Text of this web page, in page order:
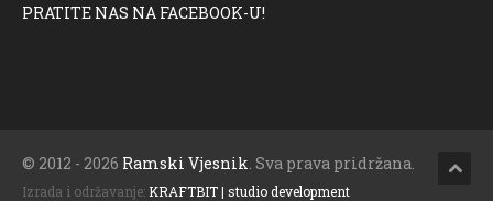
PRATITE NAS NA FACEBOOK-U!
© 2012 - 2026 Ramski Vjesnik . Sva prava pridržana.
Izrada i održavanje: KRAFTBIT | studio development